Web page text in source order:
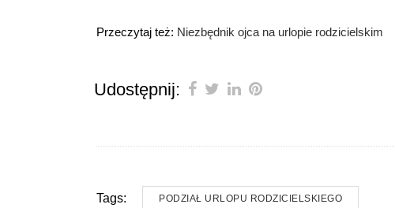
Przeczytaj też: Niezbędnik ojca na urlopie rodzicielskim
Udostępnij:
Tags: PODZIAŁ URLOPU RODZICIELSKIEGO